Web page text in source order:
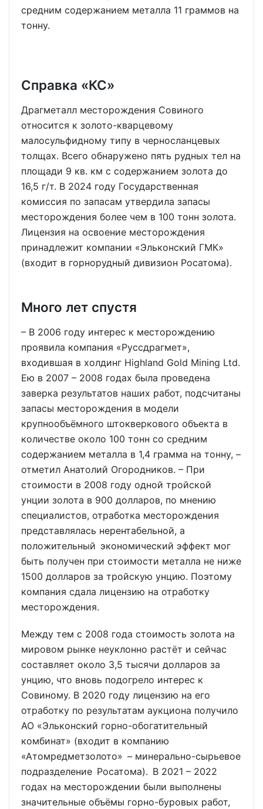
средним содержанием металла 11 граммов на
тонну.
Справка «КС»
Драгметалл месторождения Совиного
относится к золото-кварцевому
малосульфидному типу в черносланцевых
толщах. Всего обнаружено пять рудных тел на
площади 9 кв. км с содержанием золота до
16,5 г/т. В 2024 году Государственная
комиссия по запасам утвердила запасы
месторождения более чем в 100 тонн золота.
Лицензия на освоение месторождения
принадлежит компании «Эльконский ГМК»
(входит в горнорудный дивизион Росатома).
Много лет спустя
– В 2006 году интерес к месторождению
проявила компания «Руссдрагмет»,
входившая в холдинг Highland Gold Mining Ltd.
Ею в 2007 – 2008 годах была проведена
заверка результатов наших работ, подсчитаны
запасы месторождения в модели
крупнообъёмного штокверкового объекта в
количестве около 100 тонн со средним
содержанием металла в 1,4 грамма на тонну, –
отметил Анатолий Огородников. – При
стоимости в 2008 году одной тройской
унции золота в 900 долларов, по мнению
специалистов, отработка месторождения
представлялась нерентабельной, а
положительный экономический эффект мог
быть получен при стоимости металла не ниже
1500 долларов за тройскую унцию. Поэтому
компания сдала лицензию на отработку
месторождения.
Между тем с 2008 года стоимость золота на
мировом рынке неуклонно растёт и сейчас
составляет около 3,5 тысячи долларов за
унцию, что вновь подогрело интерес к
Совиному. В 2020 году лицензию на его
отработку по результатам аукциона получило
АО «Эльконский горно-обогатительный
комбинат» (входит в компанию
«Атомредметзолото» – минерально-сырьевое
подразделение Росатома). В 2021 – 2022
годах на месторождении были выполнены
значительные объёмы горно-буровых работ,